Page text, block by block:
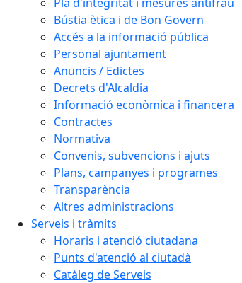
Bústia ètica i de Bon Govern
Accés a la informació pública
Personal ajuntament
Anuncis / Edictes
Decrets d'Alcaldia
Informació econòmica i financera
Contractes
Normativa
Convenis, subvencions i ajuts
Plans, campanyes i programes
Transparència
Altres administracions
Serveis i tràmits
Horaris i atenció ciutadana
Punts d'atenció al ciutadà
Catàleg de Serveis